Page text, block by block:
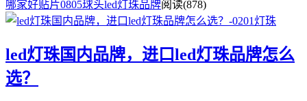
哪家好贴片0805球头led灯珠品牌阅读(878)
led灯珠国内品牌，进口led灯珠品牌怎么
选？